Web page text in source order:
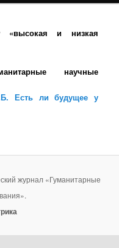
«высокая и низкая
научные
Есть ли будущее у
журнал «Гуманитарные